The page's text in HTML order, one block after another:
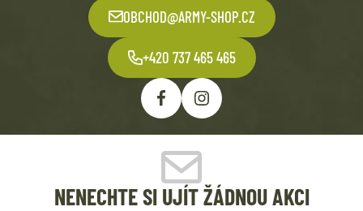
OBCHOD@ARMY-SHOP.CZ
+420 737 465 465
NENECHTE SI UJÍT ŽÁDNOU AKCI